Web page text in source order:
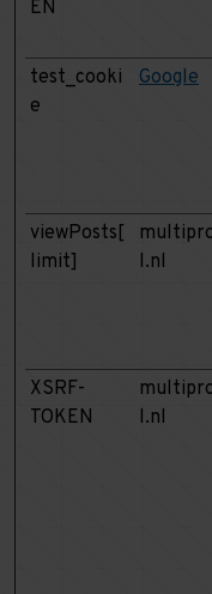
EN
test_cooki
e
Google
viewPosts[
limit]
l.nl
XSRF-
TOKEN
l.nl